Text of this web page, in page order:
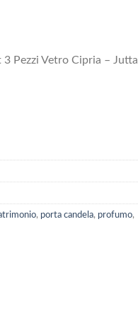
Pezzi Vetro Cipria – Jutta
, porta candela, profumo,